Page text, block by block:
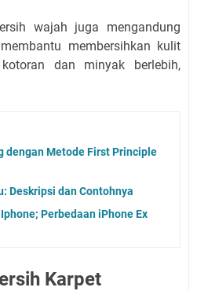
wajah juga mengandung
membersihkan kulit
dan minyak berlebih,
dengan Metode First Principle
Deskripsi dan Contohnya
Perbedaan iPhone Ex
Karpet